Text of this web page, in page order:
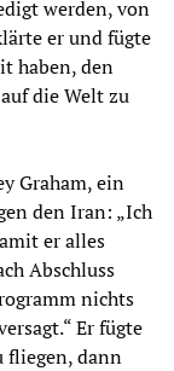
werden, von
er und fügte
haben, den
die Welt zu
Graham, ein
den Iran: „Ich
er alles
Abschluss
nichts
Er fügte
fliegen, dann